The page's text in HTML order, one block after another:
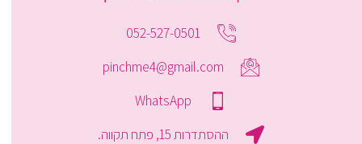
052-527-0501
pinchme4@gmail.com
WhatsApp
ההסתדרות 15, פתח תקווה.